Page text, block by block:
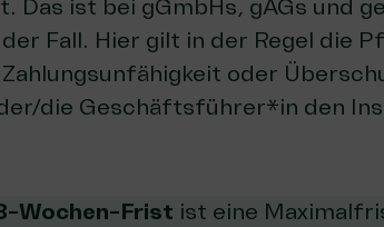
Das ist bei gGmbHs, gAGs und
Fall. Hier gilt in der Regel die
oder
die Geschäftsführer*in den
Wochen-Frist ist eine